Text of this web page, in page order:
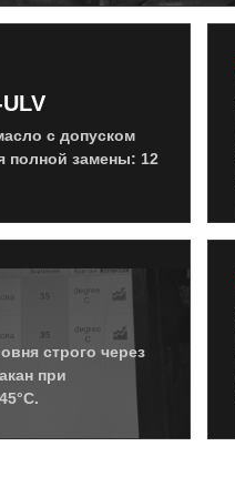
с допуском
полной замены: 12
строго через
при